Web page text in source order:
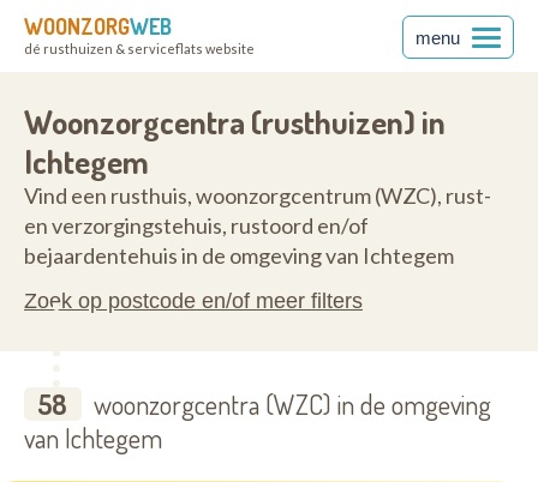
WOONZORGWEB
dé rusthuizen & serviceflats website
menu
Woonzorgcentra (rusthuizen) in
Ichtegem
Vind een rusthuis, woonzorgcentrum (WZC), rust-
en verzorgingstehuis, rustoord en/of
bejaardentehuis in de omgeving van Ichtegem
Zoek op postcode en/of meer filters
58
woonzorgcentra (WZC) in de omgeving
van Ichtegem